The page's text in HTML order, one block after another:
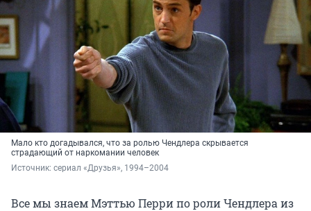
Мало кто догадывался, что за ролью Чендлера скрывается
страдающий от наркомании человек
Источник: сериал «Друзья», 1994–2004
Все мы знаем Мэттью Перри по роли Чендлера из